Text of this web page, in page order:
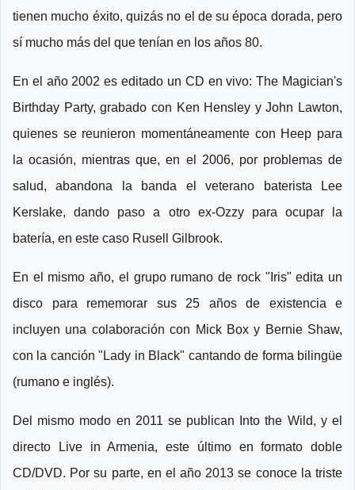
tienen mucho éxito, quizás no el de su época dorada, pero
sí mucho más del que tenían en los años 80.
En el año 2002 es editado un CD en vivo: The Magician's
Birthday Party, grabado con Ken Hensley y John Lawton,
quienes se reunieron momentáneamente con Heep para
la ocasión, mientras que, en el 2006, por problemas de
salud, abandona la banda el veterano baterista Lee
Kerslake, dando paso a otro ex-Ozzy para ocupar la
batería, en este caso Rusell Gilbrook.
En el mismo año, el grupo rumano de rock "Iris" edita un
disco para rememorar sus 25 años de existencia e
incluyen una colaboración con Mick Box y Bernie Shaw,
con la canción "Lady in Black" cantando de forma bilingüe
(rumano e inglés).
Del mismo modo en 2011 se publican Into the Wild, y el
directo Live in Armenia, este último en formato doble
CD/DVD. Por su parte, en el año 2013 se conoce la triste